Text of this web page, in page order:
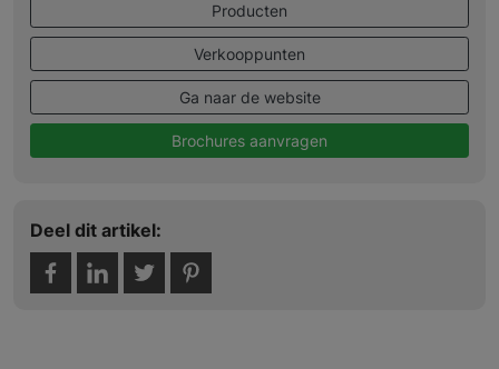
Producten
Verkooppunten
Ga naar de website
Brochures aanvragen
Deel dit artikel: